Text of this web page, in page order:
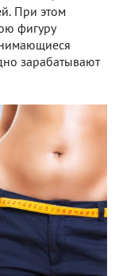
При этом
фигуру
зарабатывают